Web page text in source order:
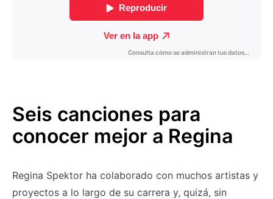
Seis canciones para
conocer mejor a Regina
Regina Spektor ha colaborado con muchos artistas y
proyectos a lo largo de su carrera y, quizá, sin